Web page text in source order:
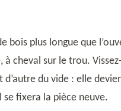
bois plus longue que
à cheval sur le trou.
d’autre du vide : elle
se fixera la pièce neuve.